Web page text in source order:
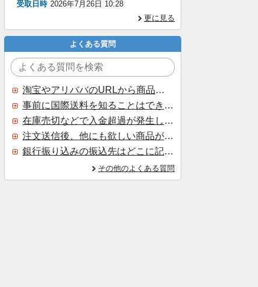
受取日時 2026年7月26日 10:28
更に見る
よくある質問
淘宝やアリババのURLから商品を探すことはできますか？
事前に国際送料を知ることはできますか？
在庫売切などで入金超過が発生した場合はいつ返金されますか？
注文送信後、他にも欲しい商品が見つかった場合、追加注文できますか？
銀行振り込みの振込先はどこに記載されていますか？
その他のよくある質問